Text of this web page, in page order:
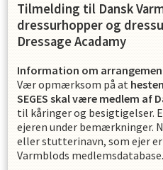
Tilmelding til Dansk
dressurhopper og
Dressage Acadamy
Information om
Vær opmærksom på at
SEGES skal være medlem af
til kåringer og besigtigelser.
ejeren under bemærkninger.
eller stutterinavn, som ejer
Varmblods medlemsdatabase.